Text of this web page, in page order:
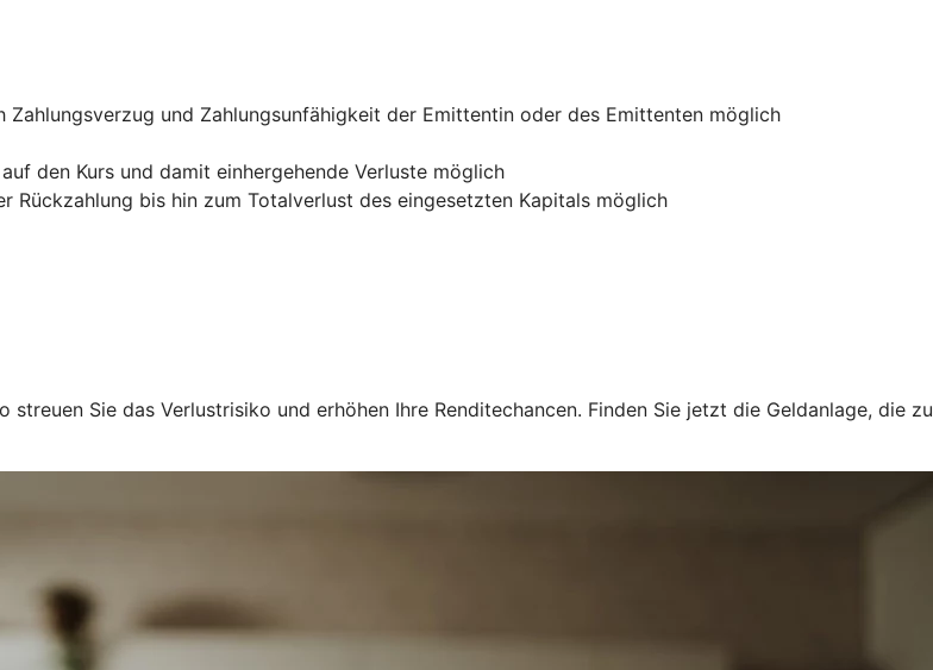
und Zahlungsunfähigkeit der Emittentin oder des Emittenten möglich
den Kurs und damit einhergehende Verluste möglich
bis hin zum Totalverlust des eingesetzten Kapitals möglich
Sie das Verlustrisiko und erhöhen Ihre Renditechancen. Finden Sie jetzt die Geldanlage, die zu